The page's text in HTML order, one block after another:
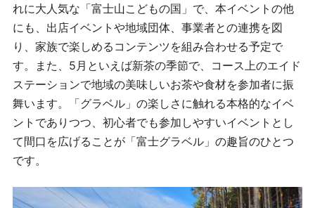
れに大人気な「富士山こどもの国」で、本イベントの他
にも、出店イベントや地域団体、事業者との連携を図
り、家族で楽しめるコンテンツを組み合わせる予定で
す。また、5月といえば新茶の季節で、コース上のエイド
ステーションで地域の美味しいお茶や食材を参加者に振
舞います。「グラベル」の楽しさに触れる本格的なイベ
ントでありつつ、初心者でも参加しやすいイベントとし
て間口を広げることが「富士グラベル」の趣旨のひとつ
です。